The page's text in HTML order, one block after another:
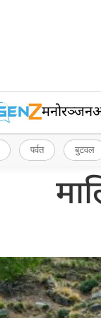
मनोरञ्जन
पर्वत बुटवल